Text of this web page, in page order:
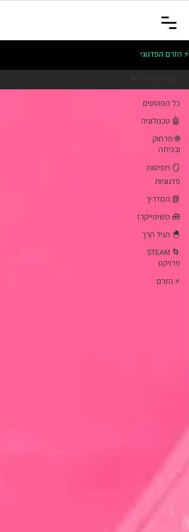
⚡ הזרם הפדגוגי
כל הפוסטים
🤖 טכנולוגיה
🌐 מרחוק
ובכיתה
🪞 תפיסות
פדגוגיות
📗 המדריך
🧰 משימייקרז
🐣 הגיל הרך
🌀 STEAM
פרויקט
⚡ הזרם